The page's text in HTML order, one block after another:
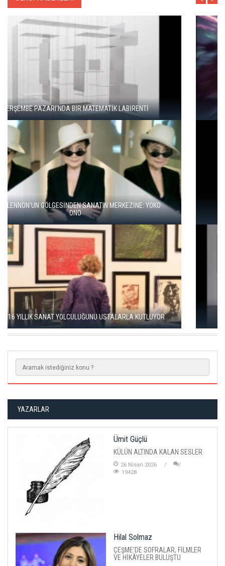
"ŞEHRİ BİZ ÖĞRENMİYORUZ, TELEFONUMUZ ÖĞRENİYOR"
BALKANLAR'DAN ALÇITEPE'YE GÖÇÜN HİKAYESİ: "KÖK HALI"
SERGİSİ AÇILDI
SEÇKİN PİRİM İLE ŞEREFİYE SARNICI'NDA "DÜN İLE BUGÜN"
SERGİSİ
YAZARLAR
Ümit Güçlü
KÜLÜN ALTINDA KALAN SESLER
26 Nisan 2026
19428
Hilal Solmaz
ÇEŞME'DE SOFRALAR, FİLMLER
VE HİKÂYELER BULUŞTU